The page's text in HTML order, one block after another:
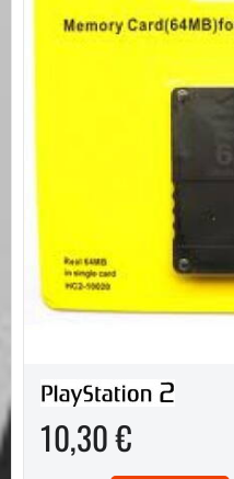
10,30 €